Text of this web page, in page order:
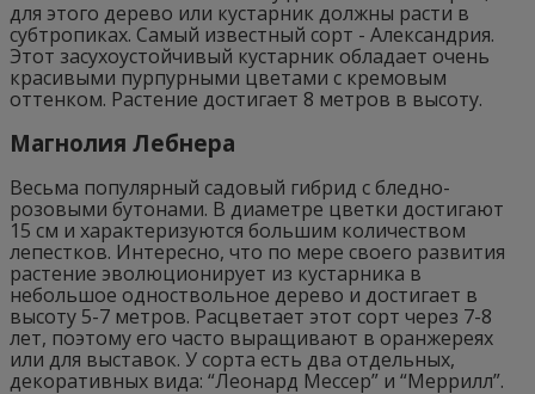
для этого дерево или кустарник должны расти в
субтропиках. Самый известный сорт - Александрия.
Этот засухоустойчивый кустарник обладает очень
красивыми пурпурными цветами с кремовым
оттенком. Растение достигает 8 метров в высоту.
Магнолия Лебнера
Весьма популярный садовый гибрид с бледно-
розовыми бутонами. В диаметре цветки достигают
15 см и характеризуются большим количеством
лепестков. Интересно, что по мере своего развития
растение эволюционирует из кустарника в
небольшое одноствольное дерево и достигает в
высоту 5-7 метров. Расцветает этот сорт через 7-8
лет, поэтому его часто выращивают в оранжереях
или для выставок. У сорта есть два отдельных,
декоративных вида: “Леонард Мессер” и “Меррилл”.